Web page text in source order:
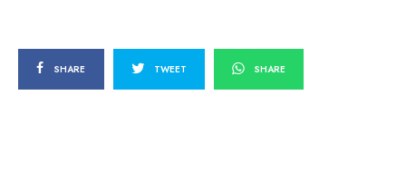
SHARE TWEET SHARE